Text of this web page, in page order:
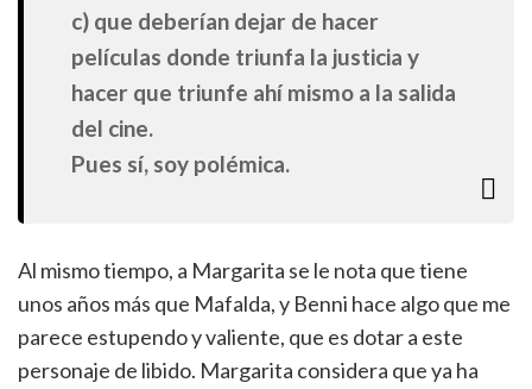
c) que deberían dejar de hacer
películas donde triunfa la justicia y
hacer que triunfe ahí mismo a la salida
del cine.
Pues sí, soy polémica.
Al mismo tiempo, a Margarita se le nota que tiene
unos años más que Mafalda, y Benni hace algo que me
parece estupendo y valiente, que es dotar a este
personaje de libido. Margarita considera que ya ha